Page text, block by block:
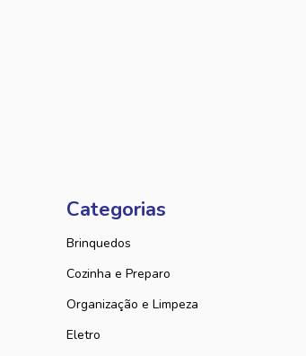
Categorias
Brinquedos
Cozinha e Preparo
Organização e Limpeza
Eletro